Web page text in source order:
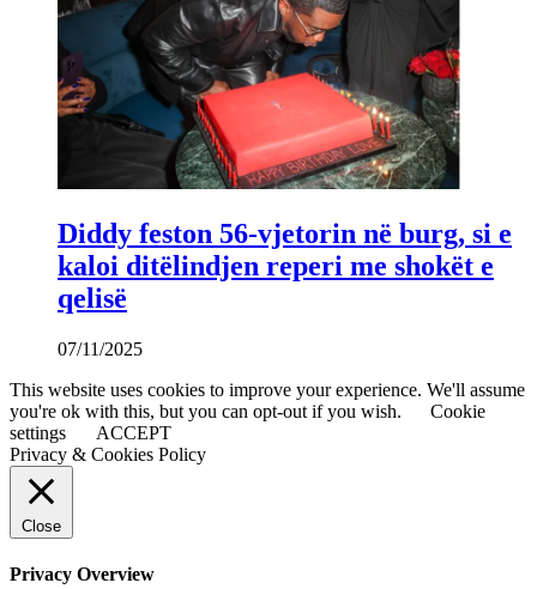
Diddy feston 56-vjetorin në burg, si e
kaloi ditëlindjen reperi me shokët e
qelisë
07/11/2025
This website uses cookies to improve your experience. We'll assume
you're ok with this, but you can opt-out if you wish.
Cookie
settings
ACCEPT
Privacy & Cookies Policy
Close
Privacy Overview